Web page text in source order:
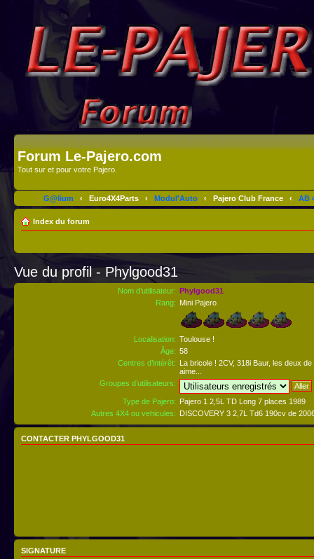
Forum Le-Pajero.com
Tout sur et pour votre Pajero.
G@lium ‹ Euro4X4Parts ‹ Modul'Auto ‹ Pajero Club France ‹ AB
Index du forum
Vue du profil - Phylgood31
Nom d’utilisateur: Phylgood31
Rang: Mini Pajero
Localisation: Toulouse !
Âge: 58
Centres d’intérêt: La bricole ! 2CV, 318i Baur, les deux
aime...
Groupes d’utilisateurs:
Type de Pajero: Pajero 1 2,5L TD Long 7 places 1989
Autres 4X4 ou vehicules: DISCOVERY 3 2,7L Td6 190cv de
CONTACTER PHYLGOOD31
SIGNATURE